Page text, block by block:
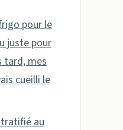
pour le
juste pour
tard, mes
cueilli le
au